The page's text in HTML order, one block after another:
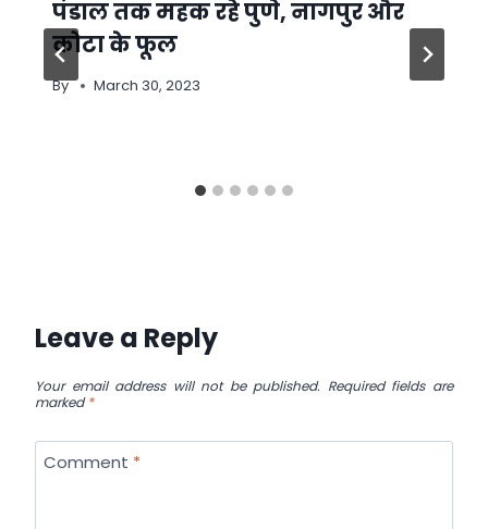
पंडाल तक महक रहे पुणे, नागपुर और
कोटा के फूल
By March 30, 2023
Leave a Reply
Your email address will not be published. Required fields are
marked*
Comment *